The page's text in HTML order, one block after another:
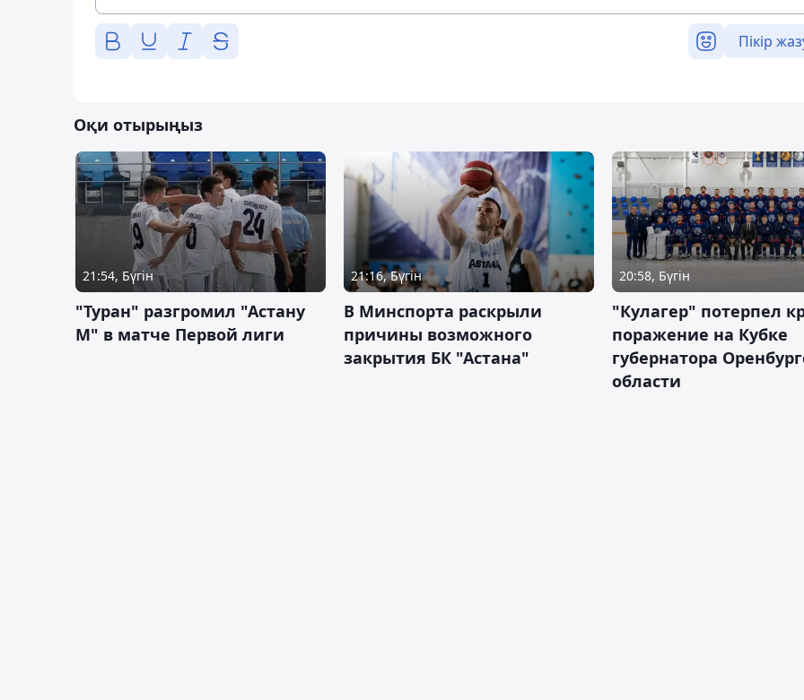
Пікір
Оқи отырыңыз
21:54, Бүгін
"Туран" разгромил "Астану
М" в матче Первой лиги
21:16, Бүгін
В Минспорта раскрыли
причины возможного
закрытия БК "Астана"
20:58, Бүгін
"Кулагер" потерпел
поражение на Кубке
губернатора
области